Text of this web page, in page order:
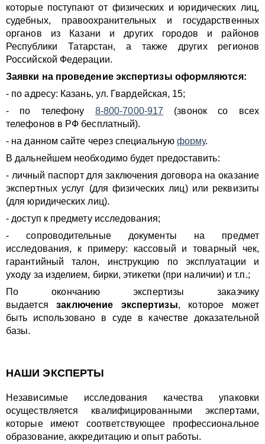
которые поступают от физических и юридических лиц,
судебных, правоохранительных и государственных
органов из Казани и других городов и районов
Республики Татарстан, а также других регионов
Российской Федерации.
Заявки на проведение экспертизы оформляются:
- по адресу: Казань, ул. Гвардейская, 15;
- по телефону 8-800-7000-917 (звонок со всех
телефонов в РФ бесплатный).
- на данном сайте через специальнуюформу.
В дальнейшем необходимо будет предоставить:
- личный паспорт для заключения договора на оказание
экспертных услуг (для физических лиц) или реквизиты
(для юридических лиц).
- доступ к предмету исследования;
- сопроводительные документы на предмет
исследования, к примеру: кассовый и товарный чек,
гарантийный талон, инструкцию по эксплуатации и
уходу за изделием, бирки, этикетки (при наличии) и т.п.;
По окончанию экспертизы заказчику
выдаетсязаключение экспертизы, которое может
быть использовано в суде в качестве доказательной
базы.
НАШИ ЭКСПЕРТЫ
Независимые исследования качества упаковки
осуществляется квалифицированными экспертами,
которые имеют соответствующее профессиональное
образование, аккредитацию и опыт работы.